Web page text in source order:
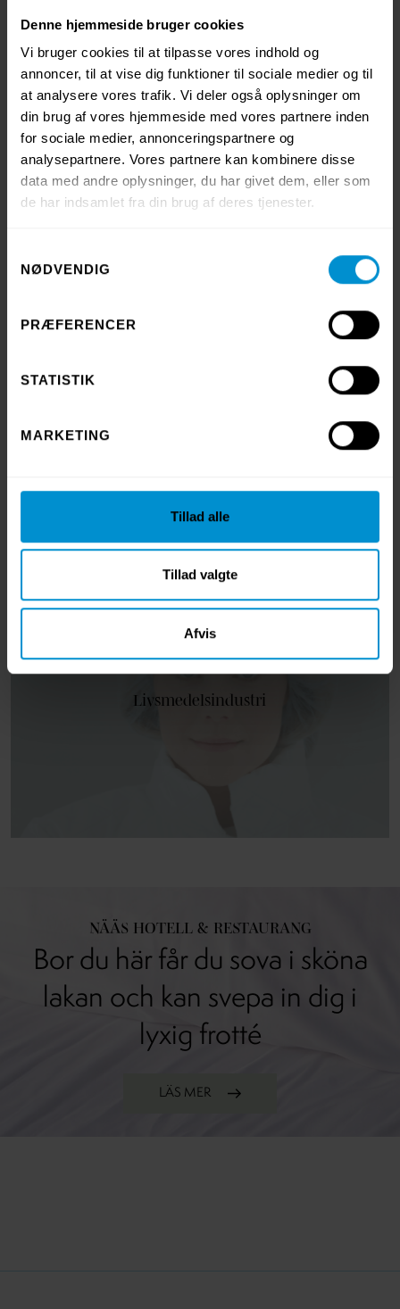
Denne hjemmeside bruger cookies
Vi bruger cookies til at tilpasse vores indhold og
annoncer, til at vise dig funktioner til sociale medier og til
at analysere vores trafik. Vi deler også oplysninger om
din brug af vores hjemmeside med vores partnere inden
for sociale medier, annonceringspartnere og
analysepartnere. Vores partnere kan kombinere disse
data med andre oplysninger, du har givet dem, eller som
de har indsamlet fra din brug af deres tjenester.
NØDVENDIG
PRÆFERENCER
STATISTIK
MARKETING
Tillad alle
Tillad valgte
Afvis
Hotell & konferens
Livsmedelsindustri
NÄÄS HOTELL & RESTAURANG
Bor du här får du sova i sköna
lakan och kan svepa in dig i
lyxig frotté
LÄS MER